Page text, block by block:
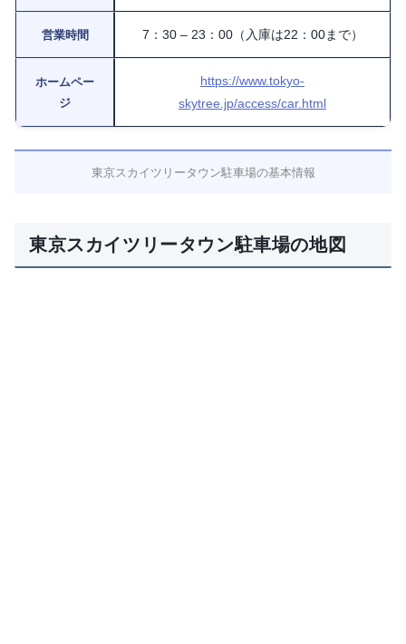
営業時間 7：30 – 23：00（入庫は22：00まで）
ホームペー
ジ
https://www.tokyo-
skytree.jp/access/car.html
東京スカイツリータウン駐車場の基本情報
東京スカイツリータウン駐車場の地図